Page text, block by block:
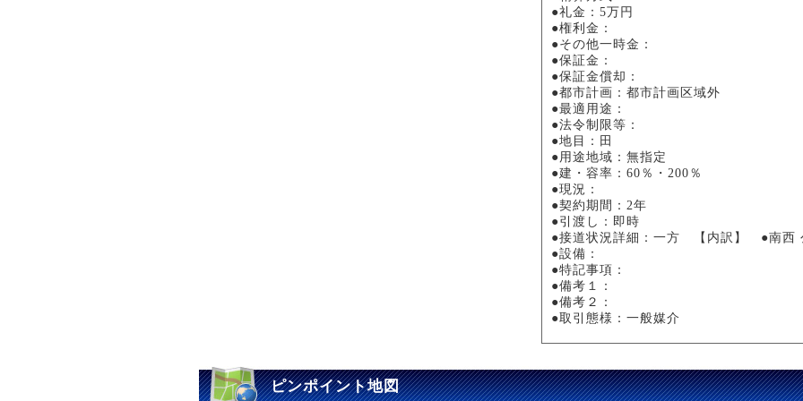
●礼金：5万円
●権利金：
●その他一時金：
●保証金：
●保証金償却：
●都市計画：都市計画区域外
●最適用途：
●法令制限等：
●地目：田
●用途地域：無指定
●建・容率：60％・200％
●現況：
●契約期間：2年
●引渡し：即時
●接道状況詳細：一方 【内訳】 ●南西
●設備：
●特記事項：
●備考１：
●備考２：
●取引態様：一般媒介
ピンポイント地図